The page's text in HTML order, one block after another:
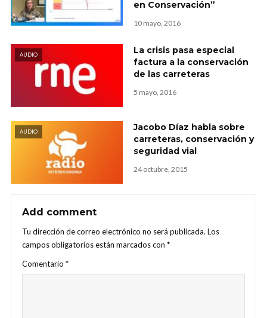
en Conservación”
10 mayo, 2016
AUDIO
La crisis pasa especial
factura a la conservación
de las carreteras
5 mayo, 2016
AUDIO
Jacobo Díaz habla sobre
carreteras, conservación y
seguridad vial
24 octubre, 2015
Add comment
Tu dirección de correo electrónico no será publicada. Los
campos obligatorios están marcados con *
Comentario *